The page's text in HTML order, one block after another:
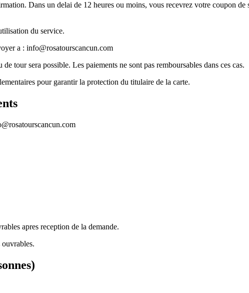
Dans un delai de 12 heures ou moins, vous recevrez votre coupon
du service.
a : info@rosatourscancun.com
tour sera possible. Les paiements ne sont pas remboursables dans ces cas.
pour garantir la protection du titulaire de la carte.
apres reception de la demande.